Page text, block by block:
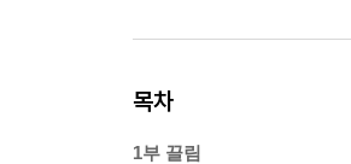
목차
1부 끌림